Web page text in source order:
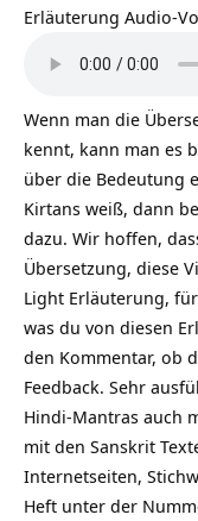
Erläuterung Audio-
Wenn man die
kennt, kann man es
über die Bedeutung
Kirtans weiß, dann
dazu. Wir hoffen,
Übersetzung, diese
Light Erläuterung,
was du von diesen
den Kommentar, ob
Feedback. Sehr
Hindi-Mantras auch
mit den Sanskrit
Internetseiten,
Heft unter der